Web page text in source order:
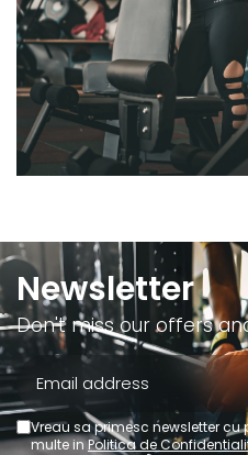
Newsletter
Don't miss our offers
Vreau sa primesc newsletter
multe inPolitica de